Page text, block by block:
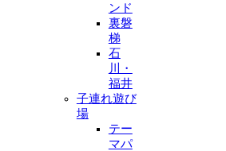
ンド
裏磐
梯
石
川・
福井
子連れ遊び
場
テー
マパ